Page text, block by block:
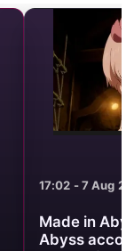
16:51 - 7 Aug
Digimon
l’édition